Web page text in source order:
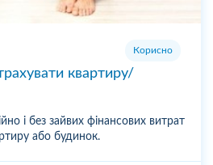
Корисно
квартиру/
і без зайвих фінансових витрат
або будинок.